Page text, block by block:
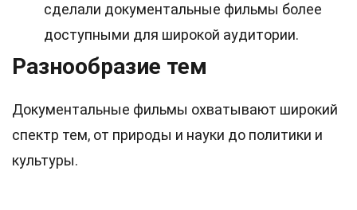
сделали документальные фильмы более
доступными для широкой аудитории.
Разнообразие тем
Документальные фильмы охватывают широкий
спектр тем, от природы и науки до политики и
культуры.